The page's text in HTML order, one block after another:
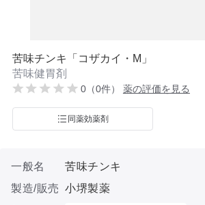
苦味チンキ「コザカイ・M」
苦味健胃剤
0（0件） 薬の評価を見る
同薬効薬剤
一般名
苦味チンキ
製造/販売 小堺製薬